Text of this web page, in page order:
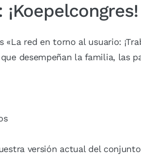
«La red en torno al usuario:
desempeñan la familia, las
versión actual del